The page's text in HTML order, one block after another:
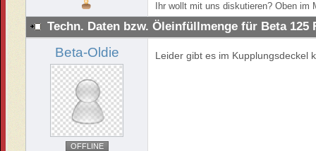
Ihr wollt mit uns diskutieren? Oben
Techn. Daten bzw. Öleinfüllmenge für Beta 125
Beta-Oldie
OFFLINE
Leider gibt es im Kupplungsdeckel